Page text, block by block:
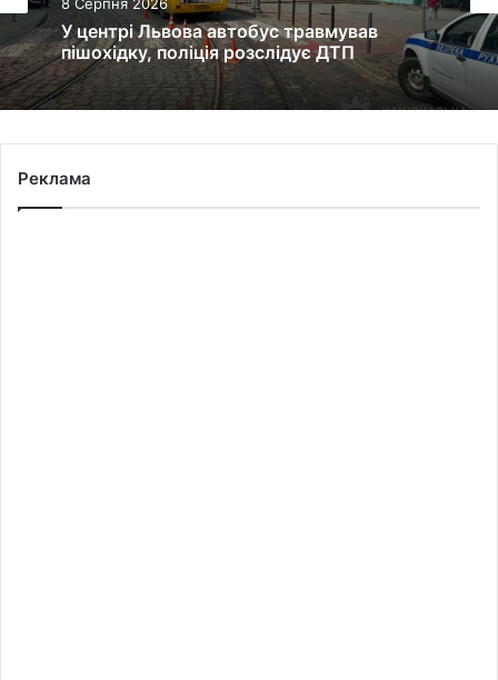
У центрі Львова автобус травмував
пішохідку, поліція розслідує ДТП
Реклама